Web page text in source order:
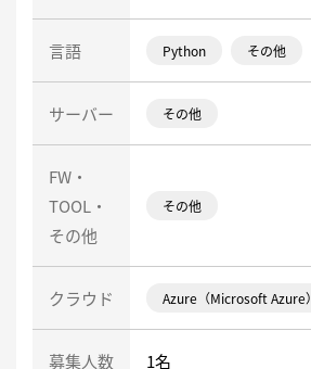
言語 Python その他
サーバー その他
FW・
TOOL・
その他
その他
クラウド Azure（Microsoft Azure）
募集人数 1名